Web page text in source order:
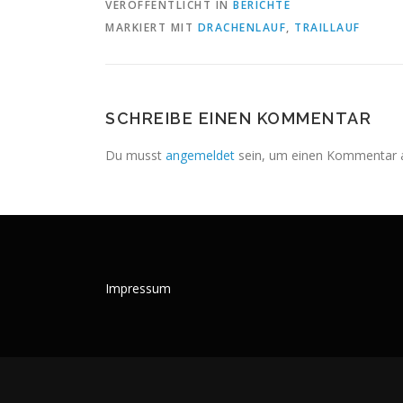
VERÖFFENTLICHT IN BERICHTE
MARKIERT MIT DRACHENLAUF, TRAILLAUF
SCHREIBE EINEN KOMMENTAR
Du musst angemeldet sein, um einen Kommentar
Impressum